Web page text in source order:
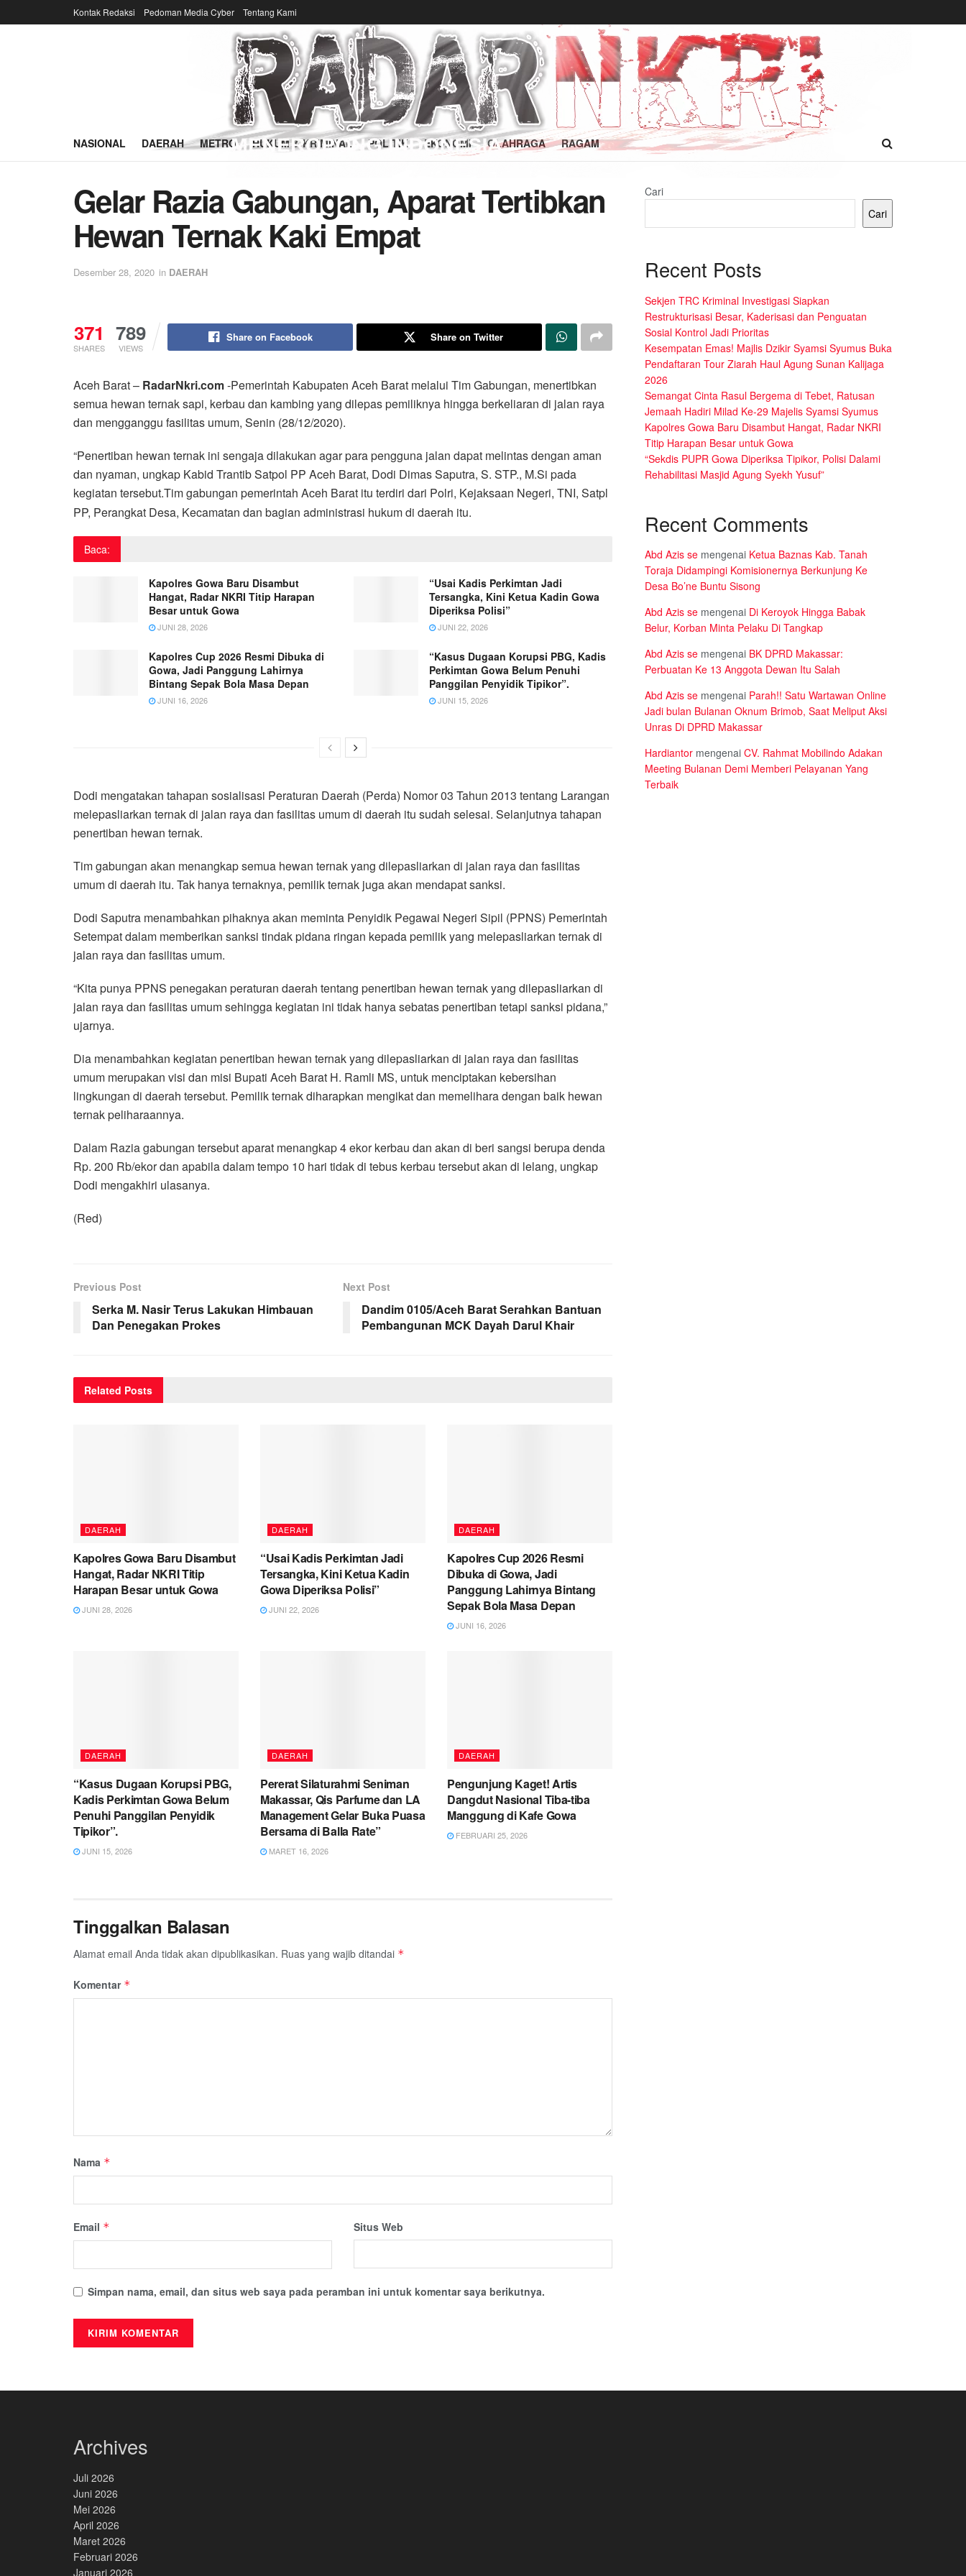
Kontak Redaksi Pedoman Media Cyber Tentang Kami
NASIONAL DAERAH METRO HUKUM & KRIMINAL POLITIK EKONOMI OLAHRAGA RAGAM
Gelar Razia Gabungan, Aparat Tertibkan
Hewan Ternak Kaki Empat
Desember 28, 2020 in DAERAH
371
SHARES
789
VIEWS
Share on Facebook Share on Twitter
Aceh Barat – RadarNkri.com-Pemerintah Kabupaten Aceh Barat melalui Tim Gabungan, menertibkan
semua hewan ternak sapi, kerbau dan kambing yang dilepas pemiliknya hingga berkeliaran di jalan raya
dan mengganggu fasilitas umum, Senin (28/12/2020).
“Penertiban hewan ternak ini sengaja dilakukan agar para pengguna jalan dapat melintas dengan aman
dan nyaman, ungkap Kabid Trantib Satpol PP Aceh Barat, Dodi Dimas Saputra, S. STP., M.Si pada
kegiatan tersebut.Tim gabungan pemerintah Aceh Barat itu terdiri dari Polri, Kejaksaan Negeri, TNI, Satpl
PP, Perangkat Desa, Kecamatan dan bagian administrasi hukum di daerah itu.
Baca:
Kapolres Gowa Baru Disambut
Hangat, Radar NKRI Titip Harapan
Besar untuk Gowa
JUNI 28, 2026
“Usai Kadis Perkimtan Jadi
Tersangka, Kini Ketua Kadin Gowa
Diperiksa Polisi”
JUNI 22, 2026
Kapolres Cup 2026 Resmi Dibuka di
Gowa, Jadi Panggung Lahirnya
Bintang Sepak Bola Masa Depan
JUNI 16, 2026
“Kasus Dugaan Korupsi PBG, Kadis
Perkimtan Gowa Belum Penuhi
Panggilan Penyidik Tipikor”.
JUNI 15, 2026
Dodi mengatakan tahapan sosialisasi Peraturan Daerah (Perda) Nomor 03 Tahun 2013 tentang Larangan
melepasliarkan ternak di jalan raya dan fasilitas umum di daerah itu sudah selesai. Selanjutnya tahapan
penertiban hewan ternak.
Tim gabungan akan menangkap semua hewan ternak yang dilepasliarkan di jalan raya dan fasilitas
umum di daerah itu. Tak hanya ternaknya, pemilik ternak juga akan mendapat sanksi.
Dodi Saputra menambahkan pihaknya akan meminta Penyidik Pegawai Negeri Sipil (PPNS) Pemerintah
Setempat dalam memberikan sanksi tindak pidana ringan kepada pemilik yang melepasliarkan ternak di
jalan raya dan fasilitas umum.
“Kita punya PPNS penegakan peraturan daerah tentang penertiban hewan ternak yang dilepasliarkan di
jalan raya dan fasilitas umum sehingga kegiatan ini tidak hanya sebatas penertiban tetapi sanksi pidana,”
ujarnya.
Dia menambahkan kegiatan penertiban hewan ternak yang dilepasliarkan di jalan raya dan fasilitas
umum merupakan visi dan misi Bupati Aceh Barat H. Ramli MS, untuk menciptakan kebersihan
lingkungan di daerah tersebut. Pemilik ternak diharapkan mengikat dan memelihara dengan baik hewan
ternak peliharaannya.
Dalam Razia gabungan tersebut aparat menangkap 4 ekor kerbau dan akan di beri sangsi berupa denda
Rp. 200 Rb/ekor dan apabila dalam tempo 10 hari tidak di tebus kerbau tersebut akan di lelang, ungkap
Dodi mengakhiri ulasanya.
(Red)
Previous Post
Serka M. Nasir Terus Lakukan Himbauan
Dan Penegakan Prokes
Next Post
Dandim 0105/Aceh Barat Serahkan Bantuan
Pembangunan MCK Dayah Darul Khair
Related Posts
DAERAH
Kapolres Gowa Baru Disambut
Hangat, Radar NKRI Titip
Harapan Besar untuk Gowa
JUNI 28, 2026
DAERAH
“Usai Kadis Perkimtan Jadi
Tersangka, Kini Ketua Kadin
Gowa Diperiksa Polisi”
JUNI 22, 2026
DAERAH
Kapolres Cup 2026 Resmi
Dibuka di Gowa, Jadi
Panggung Lahirnya Bintang
Sepak Bola Masa Depan
JUNI 16, 2026
DAERAH
“Kasus Dugaan Korupsi PBG,
Kadis Perkimtan Gowa Belum
Penuhi Panggilan Penyidik
Tipikor”.
JUNI 15, 2026
DAERAH
Pererat Silaturahmi Seniman
Makassar, Qis Parfume dan LA
Management Gelar Buka Puasa
Bersama di Balla Rate”
MARET 16, 2026
DAERAH
Pengunjung Kaget! Artis
Dangdut Nasional Tiba-tiba
Manggung di Kafe Gowa
FEBRUARI 25, 2026
Tinggalkan Balasan
Alamat email Anda tidak akan dipublikasikan. Ruas yang wajib ditandai *
Komentar *
Nama *
Email * Situs Web
Simpan nama, email, dan situs web saya pada peramban ini untuk komentar saya berikutnya.
Cari
Cari
Recent Posts
Sekjen TRC Kriminal Investigasi Siapkan
Restrukturisasi Besar, Kaderisasi dan Penguatan
Sosial Kontrol Jadi Prioritas
Kesempatan Emas! Majlis Dzikir Syamsi Syumus Buka
Pendaftaran Tour Ziarah Haul Agung Sunan Kalijaga
2026
Semangat Cinta Rasul Bergema di Tebet, Ratusan
Jemaah Hadiri Milad Ke-29 Majelis Syamsi Syumus
Kapolres Gowa Baru Disambut Hangat, Radar NKRI
Titip Harapan Besar untuk Gowa
“Sekdis PUPR Gowa Diperiksa Tipikor, Polisi Dalami
Rehabilitasi Masjid Agung Syekh Yusuf”
Recent Comments
Abd Azis se mengenai Ketua Baznas Kab. Tanah
Toraja Didampingi Komisionernya Berkunjung Ke
Desa Bo’ne Buntu Sisong
Abd Azis se mengenai Di Keroyok Hingga Babak
Belur, Korban Minta Pelaku Di Tangkap
Abd Azis se mengenai BK DPRD Makassar:
Perbuatan Ke 13 Anggota Dewan Itu Salah
Abd Azis se mengenai Parah!! Satu Wartawan Online
Jadi bulan Bulanan Oknum Brimob, Saat Meliput Aksi
Unras Di DPRD Makassar
Hardiantor mengenai CV. Rahmat Mobilindo Adakan
Meeting Bulanan Demi Memberi Pelayanan Yang
Terbaik
Archives
Juli 2026
Juni 2026
Mei 2026
April 2026
Maret 2026
Februari 2026
Januari 2026